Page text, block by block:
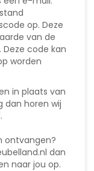
op. Deze
van de
code kan
worden
in plaats van
dan horen wij
ontvangen?
dan
naar jou op.